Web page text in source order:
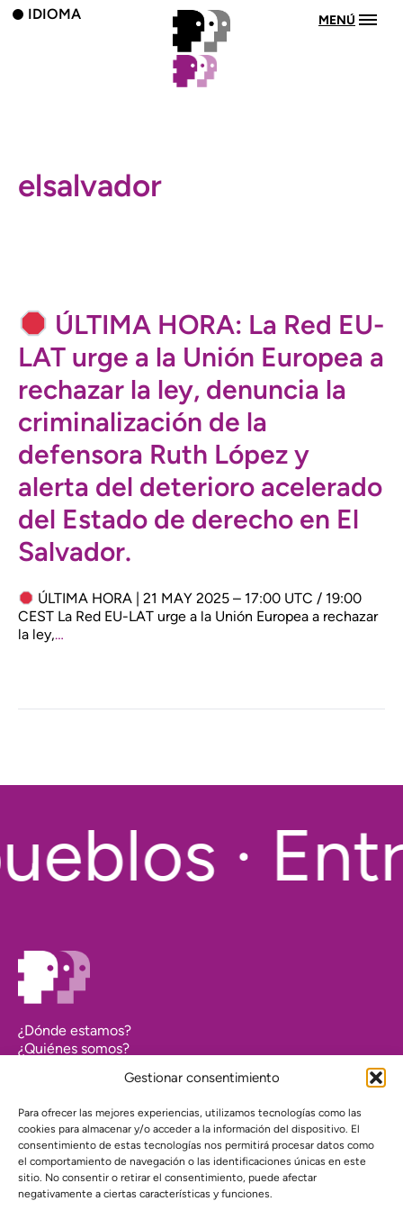
Gestionar consentimiento
Para ofrecer las mejores experiencias, utilizamos tecnologías como las
cookies para almacenar y/o acceder a la información del dispositivo. El
consentimiento de estas tecnologías nos permitirá procesar datos como
el comportamiento de navegación o las identificaciones únicas en este
sitio. No consentir o retirar el consentimiento, puede afectar
negativamente a ciertas características y funciones.
IDIOMA MENÚ
elsalvador
ÚLTIMA HORA: La Red EU-
LAT urge a la Unión Europea a
rechazar la ley, denuncia la
criminalización de la
defensora Ruth López y
alerta del deterioro acelerado
del Estado de derecho en El
Salvador.
ÚLTIMA HORA | 21 MAY 2025 – 17:00 UTC / 19:00
CEST La Red EU-LAT urge a la Unión Europea a rechazar
la ley,…
·
¿Dónde estamos?
¿Quiénes somos?
Transparencia
Política de cookies (UE)
Política de privacidad